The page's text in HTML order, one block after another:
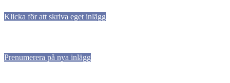
Klicka för att skriva eget inlägg
Prenumerera på nya inlägg